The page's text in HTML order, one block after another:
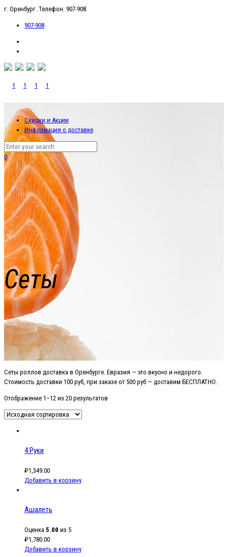
г. Оренбург. Телефон: 907-908.
907-908
Скидки и Акции
Информация о доставке
0
Сеты
Сеты роллов доставка в Оренбурге. Евразия — это вкусно и недорого.
Стоимость доставки 100 руб, при заказе от 500 руб — доставим БЕСПЛАТНО.
Отображение 1–12 из 20 результатов
4 Руки
₽1,349.00
Добавить в корзину
Ашалеть
Оценка 5.00 из 5
₽1,780.00
Добавить в корзину